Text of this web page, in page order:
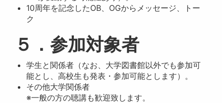
10周年を記念したOB、OGからメッセージ、トー
ク
５．参加対象者
学生と関係者（なお、大学図書館以外でも参加可
能とし、高校生も発表・参加可能とします）。
その他大学関係者
※一般の方の聴講も歓迎致します。